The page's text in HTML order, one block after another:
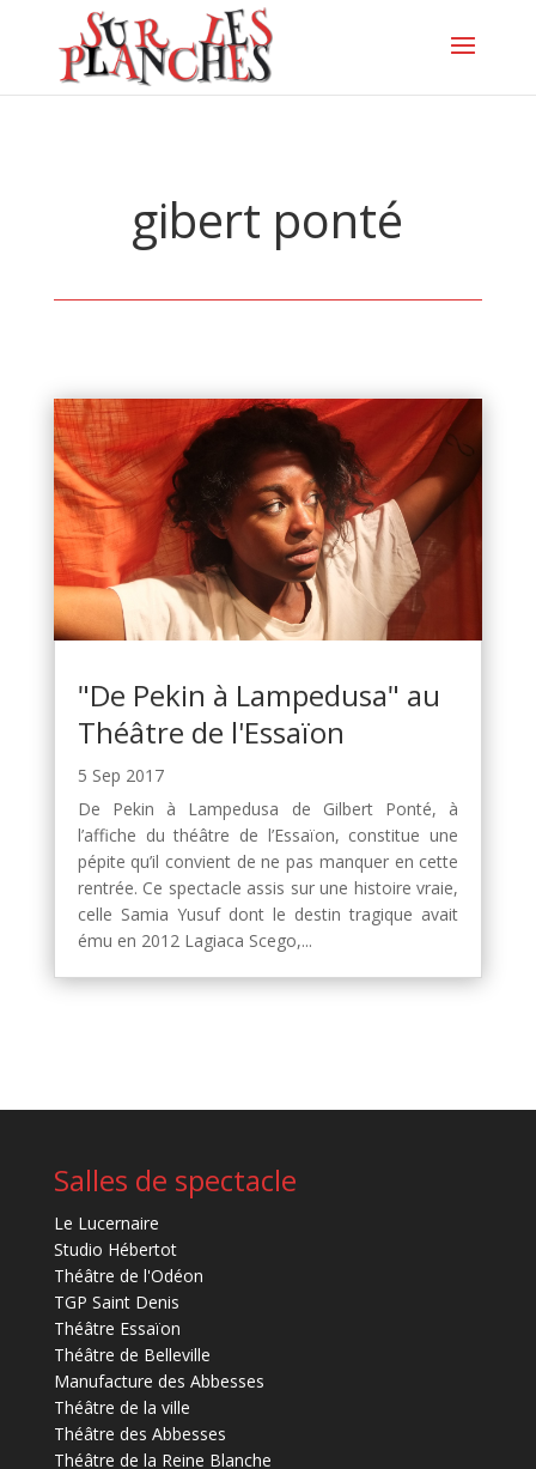
gibert ponté
"De Pekin à Lampedusa" au
Théâtre de l'Essaïon
5 Sep 2017
De Pekin à Lampedusa de Gilbert Ponté, à
l’affiche du théâtre de l’Essaïon, constitue une
pépite qu’il convient de ne pas manquer en cette
rentrée. Ce spectacle assis sur une histoire vraie,
celle Samia Yusuf dont le destin tragique avait
ému en 2012 Lagiaca Scego,...
Salles de spectacle
Le Lucernaire
Studio Hébertot
Théâtre de l'Odéon
TGP Saint Denis
Théâtre Essaïon
Théâtre de Belleville
Manufacture des Abbesses
Théâtre de la ville
Théâtre des Abbesses
Théâtre de la Reine Blanche